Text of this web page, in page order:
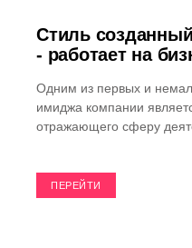
Стиль
- работает на
Одним из первых и
имиджа компании
отражающего сферу
ПЕРЕЙТИ